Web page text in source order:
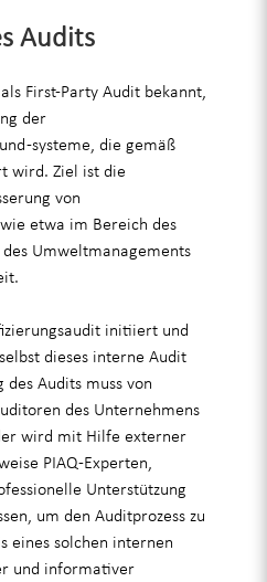
Audits
First-Party Audit bekannt,
der
-systeme, die gemäß
wird. Ziel ist die
von
etwa im Bereich des
Umweltmanagements
initiiert und
dieses interne Audit
Audits muss von
des Unternehmens
wird mit Hilfe externer
PIAQ-Experten,
Unterstützung
um den Auditprozess zu
eines solchen internen
und informativer